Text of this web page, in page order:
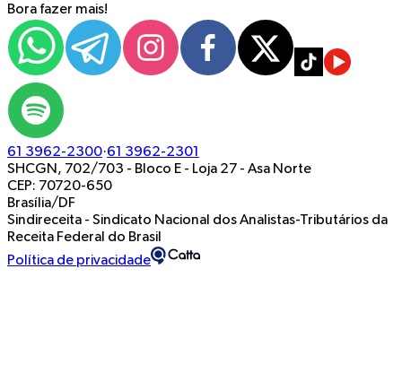
Bora fazer mais!
61 3962-2300·61 3962-2301
SHCGN, 702/703 - Bloco E - Loja 27 - Asa Norte
CEP: 70720-650
Brasília/DF
Sindireceita - Sindicato Nacional dos Analistas-Tributários da
Receita Federal do Brasil
Política de privacidade